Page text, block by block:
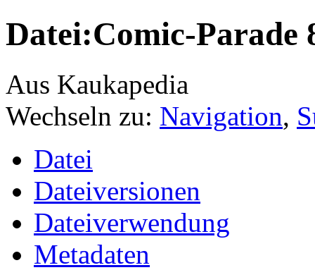
Datei:Comic-Parade
Aus Kaukapedia
Wechseln zu: Navigation,
Datei
Dateiversionen
Dateiverwendung
Metadaten